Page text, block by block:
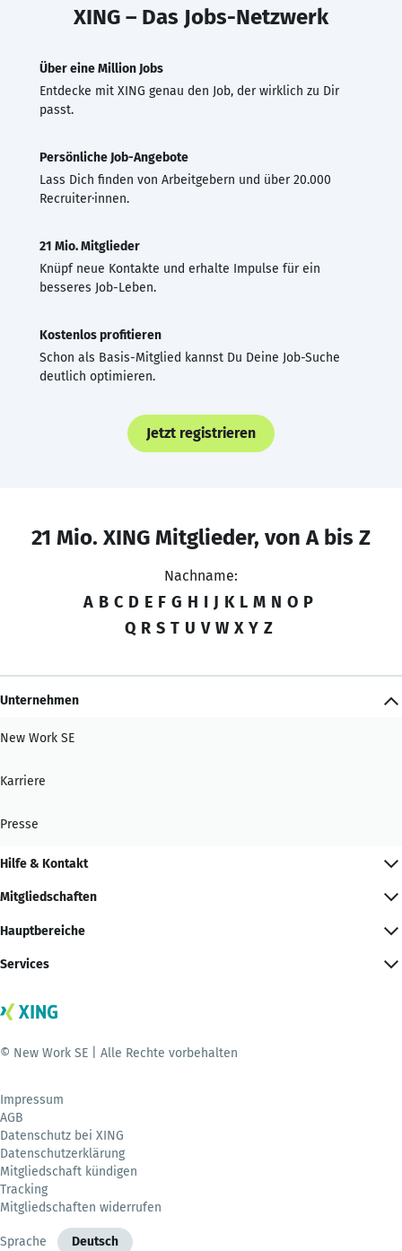
XING – Das Jobs-Netzwerk
Über eine Million Jobs
Entdecke mit XING genau den Job, der wirklich zu Dir
passt.
Persönliche Job-Angebote
Lass Dich finden von Arbeitgebern und über 20.000
Recruiter·innen.
21 Mio. Mitglieder
Knüpf neue Kontakte und erhalte Impulse für ein
besseres Job-Leben.
Kostenlos profitieren
Schon als Basis-Mitglied kannst Du Deine Job-Suche
deutlich optimieren.
Jetzt registrieren
21 Mio. XING Mitglieder, von A bis Z
Nachname:
A B C D E F G H I J K L M N O P
Q R S T U V W X Y Z
Unternehmen
New Work SE
Karriere
Presse
Hilfe & Kontakt
Mitgliedschaften
Hauptbereiche
Services
© New Work SE | Alle Rechte vorbehalten
Impressum
AGB
Datenschutz bei XING
Datenschutzerklärung
Mitgliedschaft kündigen
Tracking
Mitgliedschaften widerrufen
Sprache Deutsch